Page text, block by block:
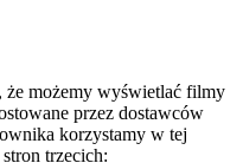
że możemy wyświetlać filmy
przez dostawców
korzystamy w tej
trzecich: